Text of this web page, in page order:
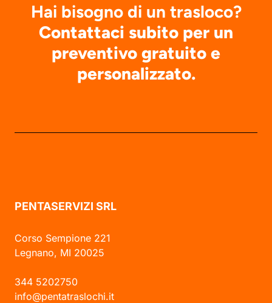
Hai bisogno di un trasloco?
Contattaci subito per un
preventivo gratuito e
personalizzato.
PENTASERVIZI SRL
Corso Sempione 221
Legnano, MI 20025
344 5202750
info@pentatraslochi.it